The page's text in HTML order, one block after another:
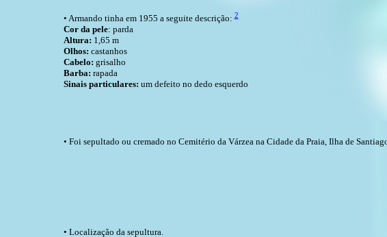
• Armando tinha em 1955 a seguite descrição:2
Cor da pele: parda
Altura: 1,65 m
Olhos: castanhos
Cabelo: grisalho
Barba: rapada
Sinais particulares: um defeito no dedo esquerdo
• Foi sepultado ou cremado no Cemitério da Várzea na Cidade da Praia, Ilha de
• Localização da sepultura.